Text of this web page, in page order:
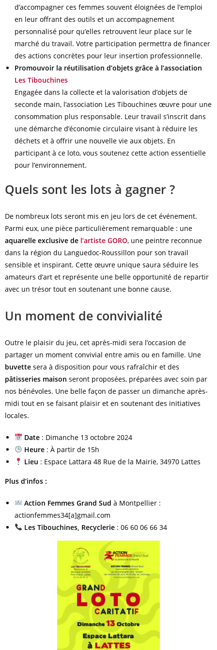
d’accompagner ces femmes souvent éloignées de l’emploi
en leur offrant des outils et un accompagnement
personnalisé pour qu’elles retrouvent leur place sur le
marché du travail. Votre participation permettra de financer
des actions concrètes pour leur insertion professionnelle.
Promouvoir la réutilisation d’objets grâce à l’association
Les Tibouchines
Engagée dans la collecte et la valorisation d’objets de
seconde main, l’association Les Tibouchines œuvre pour une
consommation plus responsable. Leur travail s’inscrit dans
une démarche d’économie circulaire visant à réduire les
déchets et à offrir une nouvelle vie aux objets. En
participant à ce loto, vous soutenez cette action essentielle
pour l’environnement.
Quels sont les lots à gagner ?
De nombreux lots seront mis en jeu lors de cet événement.
Parmi eux, une pièce particulièrement remarquable : une
aquarelle exclusive de l’artiste GORO, une peintre reconnue
dans la région du Languedoc-Roussillon pour son travail
sensible et inspirant. Cette œuvre unique saura séduire les
amateurs d’art et représente une belle opportunité de repartir
avec un trésor tout en soutenant une bonne cause.
Un moment de convivialité
Outre le plaisir du jeu, cet après-midi sera l’occasion de
partager un moment convivial entre amis ou en famille. Une
buvette sera à disposition pour vous rafraîchir et des
pâtisseries maison seront proposées, préparées avec soin par
nos bénévoles. Une belle façon de passer un dimanche après-
midi tout en se faisant plaisir et en soutenant des initiatives
locales.
Date: Dimanche 13 octobre 2024
Heure: À partir de 15h
Lieu : Espace Lattara 48 Rue de la Mairie, 34970 Lattes
Plus d’infos :
Action Femmes Grand Sud à Montpellier :
actionfemmes34[a]gmail.com
Les Tibouchines, Recyclerie: 06 60 06 66 34